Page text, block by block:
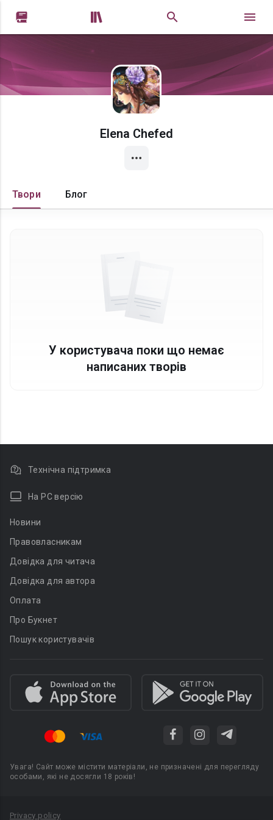
 
Elena Chefed
Твори Блог
У користувача поки що немає
написаних творів
Технічна підтримка
На PC версію
Новини
Правовласникам
Довідка для читача
Довідка для автора
Оплата
Про Букнет
Пошук користувачів
Увага! Сайт може містити матеріали, не призначені для перегляду
особами, які не досягли 18 років!
Privacy policy